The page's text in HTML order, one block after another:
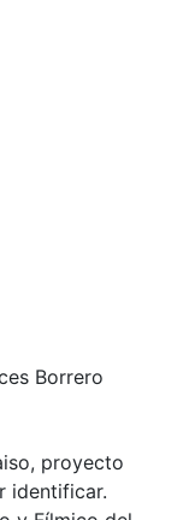
Borrero
proyecto
identificar.